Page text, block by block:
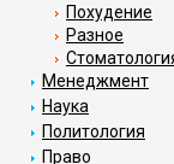
Похудение
Разное
Менеджмент
Наука
Политология
Право